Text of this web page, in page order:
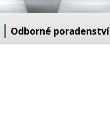
Odborné poradenství